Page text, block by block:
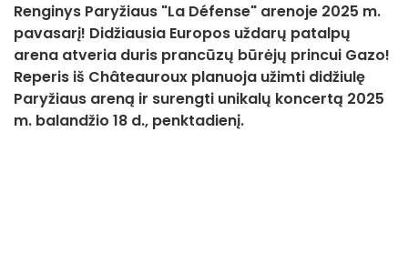
Renginys Paryžiaus "La Défense" arenoje 2025 m.
pavasarį! Didžiausia Europos uždarų patalpų
arena atveria duris prancūzų būrėjų princui Gazo!
Reperis iš Châteauroux planuoja užimti didžiulę
Paryžiaus areną ir surengti unikalų koncertą 2025
m. balandžio 18 d., penktadienį.